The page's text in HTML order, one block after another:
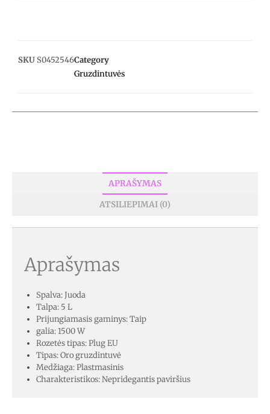
SKU S0452546Category
Gruzdintuvės
APRAŠYMAS
ATSILIEPIMAI (0)
Aprašymas
Spalva: Juoda
Talpa: 5 L
Prijungiamasis gaminys: Taip
galia: 1500 W
Rozetės tipas: Plug EU
Tipas: Oro gruzdintuvė
Medžiaga: Plastmasinis
Charakteristikos: Nepridegantis paviršius